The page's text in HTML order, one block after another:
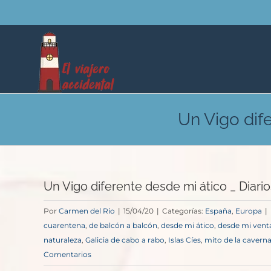
al
contenido
Un Vigo
Un Vigo diferente desde mi ático _
Por Carmen del Rio | 15/04/20 | Categorías: España, Europa |
cuarentena, de balcón a balcón, desde mi ático, desde mi
naturaleza, Galicia de cabo a rabo, Islas Cíes, mito de la caverna
Comentarios